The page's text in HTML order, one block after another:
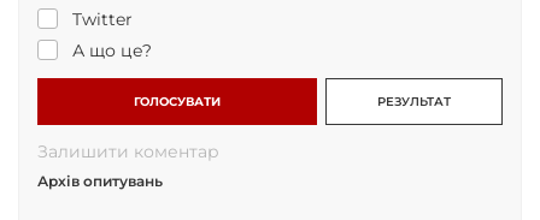
Twitter
А що це?
ГОЛОСУВАТИ РЕЗУЛЬТАТ
Залишити коментар
Архів опитувань